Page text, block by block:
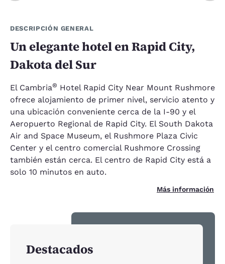
DESCRIPCIÓN GENERAL
Un elegante hotel en Rapid City,
Dakota del Sur
El Cambria® Hotel Rapid City Near Mount Rushmore
ofrece alojamiento de primer nivel, servicio atento y
una ubicación conveniente cerca de la I-90 y el
Aeropuerto Regional de Rapid City. El South Dakota
Air and Space Museum, el Rushmore Plaza Civic
Center y el centro comercial Rushmore Crossing
también están cerca. El centro de Rapid City está a
solo 10 minutos en auto.
Más información
Destacados